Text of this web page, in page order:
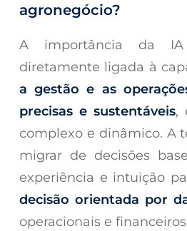
agronegócio?
A importância da
diretamente ligada à
a gestão e as
precisas e sustentáveis,
complexo e dinâmico. A
migrar de decisões
experiência e intuição
decisão orientada por
operacionais e